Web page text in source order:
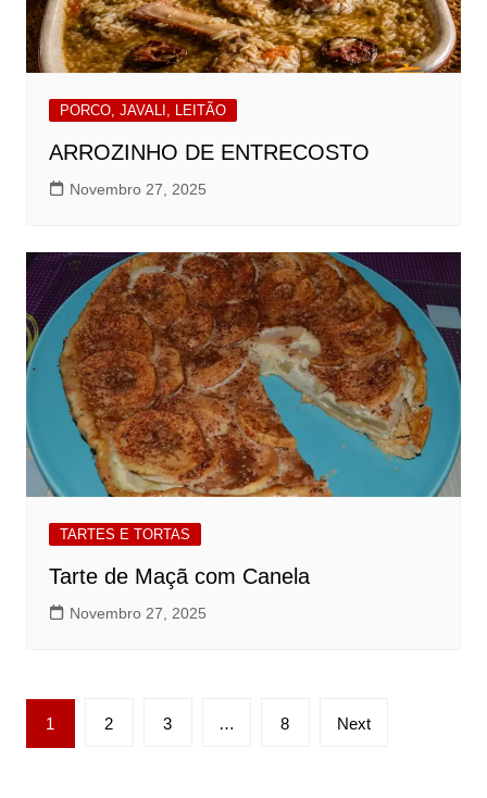
PORCO, JAVALI, LEITÃO
ARROZINHO DE ENTRECOSTO
Novembro 27, 2025
TARTES E TORTAS
Tarte de Maçã com Canela
Novembro 27, 2025
Paginação
dos
1 2 3 … 8 Next